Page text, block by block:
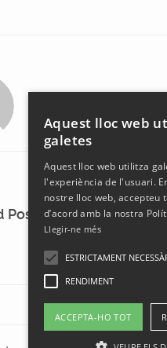
laura
Posts
Aquest lloc web
galetes
Aquest lloc web utilitza
l'experiència de l'usuari.
nostre lloc web, accepteu
d’acord amb la nostra
Llegir-ne més
ESTRICTAMENT
RENDIMENT
ACCEPTA-HO TOT